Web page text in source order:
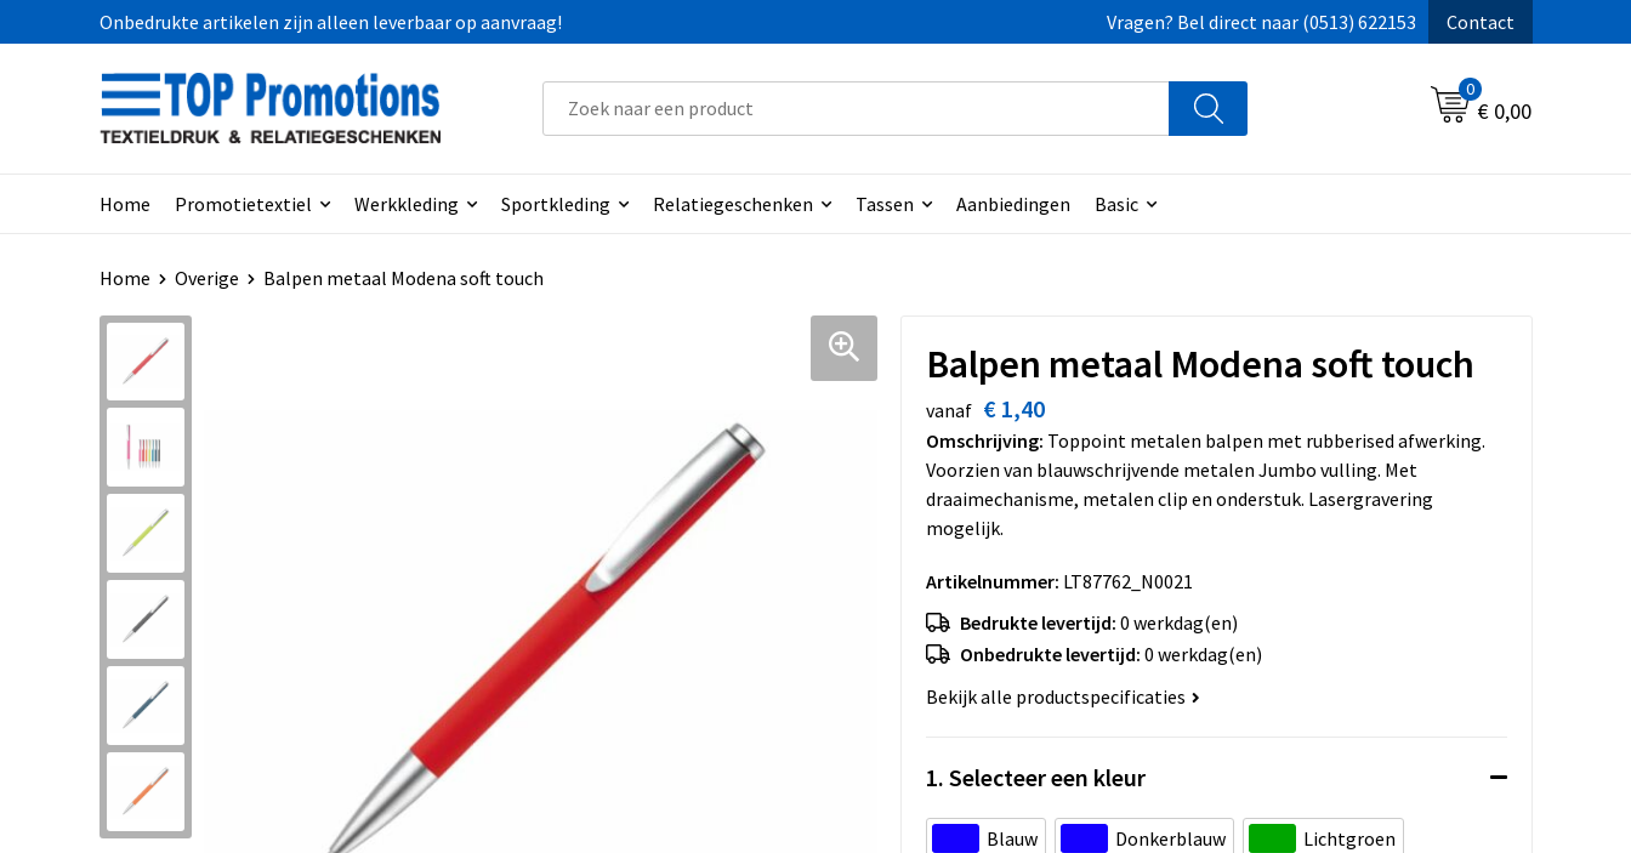
Onbedrukte artikelen zijn alleen leverbaar op aanvraag! Vragen? Bel direct naar (0513) 622153 Contact
0
€ 0,00
Home Promotietextiel Werkkleding Sportkleding Relatiegeschenken Tassen Aanbiedingen Basic
Home Overige Balpen metaal Modena soft touch
Balpen metaal Modena soft touch
vanaf € 1,40
Omschrijving: Toppoint metalen balpen met rubberised afwerking.
Voorzien van blauwschrijvende metalen Jumbo vulling. Met
draaimechanisme, metalen clip en onderstuk. Lasergravering
mogelijk.
Artikelnummer: LT87762_N0021
Bedrukte levertijd: 0 werkdag(en)
Onbedrukte levertijd: 0 werkdag(en)
Bekijk alle productspecificaties
1. Selecteer een kleur
Blauw Donkerblauw
Lichtgroen